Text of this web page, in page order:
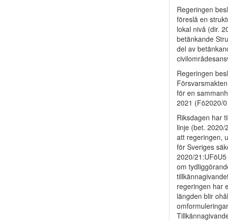
Regeringen
föreslå en
lokal nivå (dir.
betänkande
del av
Regeringen
för en
2021 (Fö2020/
Riksdagen har
linje (bet. 2020/
att regeringen,
för Sveriges
2020/
om
regeringen har
längden blir